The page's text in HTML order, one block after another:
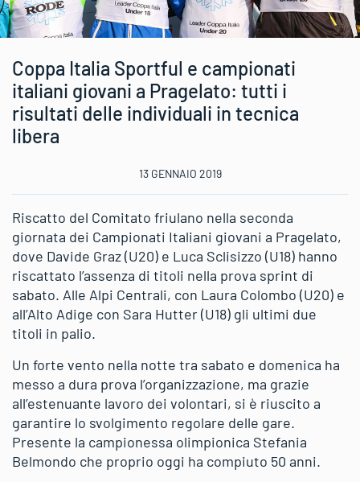
Coppa Italia Sportful e campionati
italiani giovani a Pragelato: tutti i
risultati delle individuali in tecnica
libera
13 GENNAIO 2019
Riscatto del Comitato friulano nella seconda
giornata dei Campionati Italiani giovani a Pragelato,
dove Davide Graz (U20) e Luca Sclisizzo (U18) hanno
riscattato l’assenza di titoli nella prova sprint di
sabato. Alle Alpi Centrali, con Laura Colombo (U20) e
all’Alto Adige con Sara Hutter (U18) gli ultimi due
titoli in palio.
Un forte vento nella notte tra sabato e domenica ha
messo a dura prova l’organizzazione, ma grazie
all’estenuante lavoro dei volontari, si è riuscito a
garantire lo svolgimento regolare delle gare.
Presente la campionessa olimpionica Stefania
Belmondo che proprio oggi ha compiuto 50 anni.